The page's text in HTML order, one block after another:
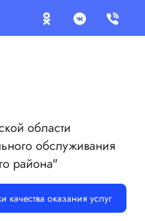
области
обслуживания
района"
качества оказания услуг